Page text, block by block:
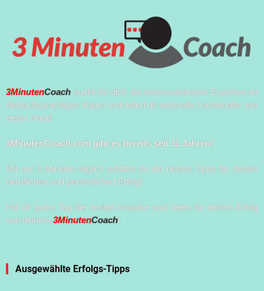
3MinutenCoach sucht für dich die interessantesten Experten im
deutschsprachigen Raum und liefert dir wertvolle Fachinhalte aus
erster Hand.
3MinutenCoach.com gibt es bereits seit 11 Jahren!
Mit nur 3 Minuten täglich erhältst du die besten Tipps für deinen
beruflichen und persönlichen Erfolg!
Hol dir jeden Tag die besten Impulse und Ideen für deinen Erfolg
von deinem 3MinutenCoach!
Ausgewählte Erfolgs-Tipps